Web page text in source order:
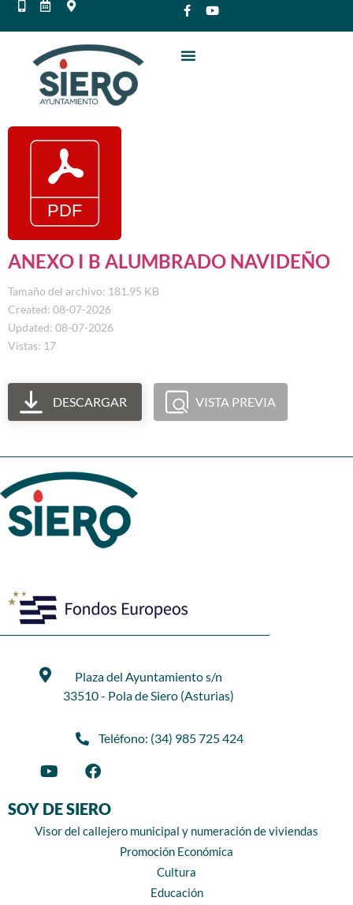
ANEXO I B ALUMBRADO NAVIDEÑO
Tamaño del archivo: 181.95 KB
Created: 08-07-2026
Updated: 08-07-2026
Vistas: 17
DESCARGAR VISTA PREVIA
Plaza del Ayuntamiento s/n
33510 - Pola de Siero (Asturias)
Teléfono: (34) 985 725 424
SOY DE SIERO
Visor del callejero municipal y numeración de viviendas
Promoción Económica
Cultura
Educación